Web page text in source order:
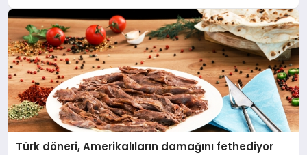
Türk döneri, Amerikalıların damağını fethediyor